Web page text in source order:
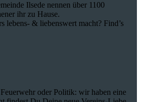
Ilsede nennen über 1100
ihr zu Hause.
lebens- & liebenswert macht? Find’s
oder Politik: wir haben eine